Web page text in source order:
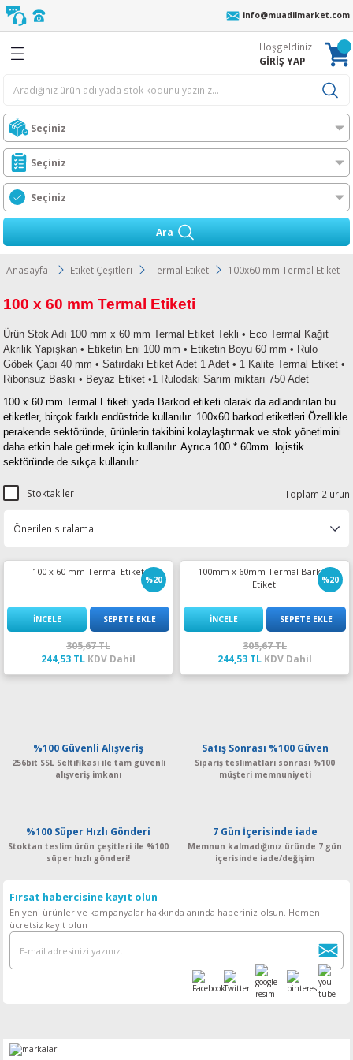
info@muadilmarket.com
Ribonu
Ribon
TonerYIKAMA
YIKAMA
CM
CP
Pro
Toneri
Hoşgeldiniz
GİRİŞ YAP
Ara
Anasayfa Etiket Çeşitleri Termal Etiket 100x60 mm Termal Etiket
100 x 60 mm Termal Etiketi
Ürün Stok Adı 100 mm x 60 mm Termal Etiket Tekli • Eco Termal Kağıt
Akrilik Yapışkan • Etiketin Eni 100 mm • Etiketin Boyu 60 mm • Rulo
Göbek Çapı 40 mm • Satırdaki Etiket Adet 1 Adet • 1 Kalite Termal Etiket •
Ribonsuz Baskı • Beyaz Etiket •1 Rulodaki Sarım miktarı 750 Adet
100 x 60 mm Termal Etiketi yada Barkod etiketi olarak da adlandırılan bu
etiketler, birçok farklı endüstride kullanılır. 100x60 barkod etiketleri Özellikle
perakende sektöründe, ürünlerin takibini kolaylaştırmak ve stok yönetimini
daha etkin hale getirmek için kullanılır. Ayrıca 100 * 60mm lojistik
sektöründe de sıkça kullanılır.
Stoktakiler Toplam 2 ürün
%20
100 x 60 mm Termal Etiket
İNCELE SEPETE EKLE
305,67 TL
244,53 TL KDV Dahil
%20
100mm x 60mm Termal Barkod
Etiketi
İNCELE SEPETE EKLE
305,67 TL
244,53 TL KDV Dahil
%100 Güvenli Alışveriş
256bit SSL Seltifikası ile tam güvenli
alışveriş imkanı
Satış Sonrası %100 Güven
Sipariş teslimatları sonrası %100
müşteri memnuniyeti
%100 Süper Hızlı Gönderi
Stoktan teslim ürün çeşitleri ile %100
süper hızlı gönderi!
7 Gün İçerisinde iade
Memnun kalmadığınız üründe 7 gün
içerisinde iade/değişim
Fırsat habercisine kayıt olun
En yeni ürünler ve kampanyalar hakkında anında haberiniz olsun. Hemen
ücretsiz kayıt olun